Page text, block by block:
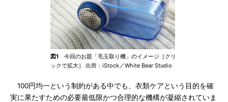
図1 今回のお題「毛玉取り機」のイメージ［クリ
ックで拡大］ 出所：iStock／White Bear Studio
100円均一という制約がある中でも、衣類ケアという目的を確
実に果たすための必要最低限かつ合理的な機構が凝縮されていま